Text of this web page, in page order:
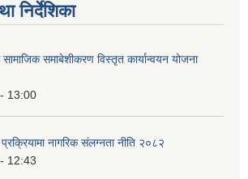
निर्देशिका
समाबेशीकरण विस्तृत कार्यान्वयन योजना
13:00
नागरिक संलग्नता नीति २०८२
12:43